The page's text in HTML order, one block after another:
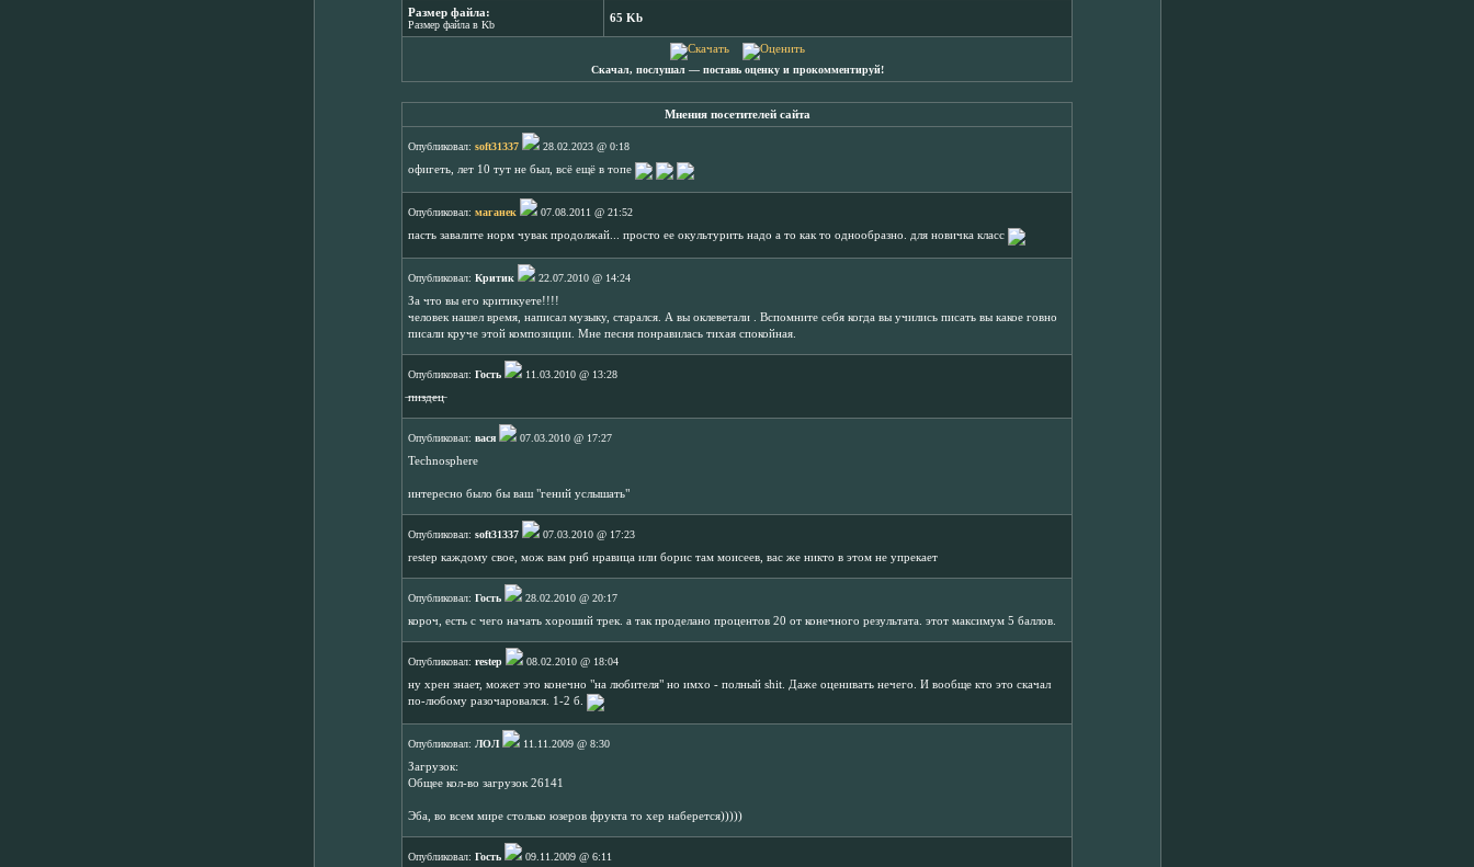
Размер файла:
Размер файла в Kb
65 Kb
Скачал, послушал ― поставь оценку и прокомментируй!
Мнения посетителей сайта
Опубликовал: soft31337
28.02.2023 @ 0:18
офигеть, лет 10 тут не был, всё ещё в топе
Опубликовал: маганек
07.08.2011 @ 21:52
пасть завалите норм чувак продолжай... просто ее окультурить надо а то как то однообразно. для новичка класс
Опубликовал: Критик
22.07.2010 @ 14:24
За что вы его критикуете!!!!
человек нашел время, написал музыку, старался. А вы оклеветали . Вспомните себя когда вы учились писать вы какое говно
писали круче этой композиции. Мне песня понравилась тихая спокойная.
Опубликовал: Гость
11.03.2010 @ 13:28
̶п̶и̶з̶д̶е̶ц̶
Опубликовал: вася
07.03.2010 @ 17:27
Technosphere
интересно было бы ваш "гений услышать"
Опубликовал: soft31337
07.03.2010 @ 17:23
restep каждому свое, мож вам рнб нравица или борис там моисеев, вас же никто в этом не упрекает
Опубликовал: Гость
28.02.2010 @ 20:17
короч, есть с чего начать хороший трек. а так проделано процентов 20 от конечного результата. этот максимум 5 баллов.
Опубликовал: restep
08.02.2010 @ 18:04
ну хрен знает, может это конечно "на любителя" но имхо - полный shit. Даже оценивать нечего. И вообще кто это скачал
по-любому разочаровался. 1-2 б.
Опубликовал: ЛОЛ
11.11.2009 @ 8:30
Загрузок:
Общее кол-во загрузок 26141
Эба, во всем мире столько юзеров фрукта то хер наберется)))))
Опубликовал: Гость
09.11.2009 @ 6:11